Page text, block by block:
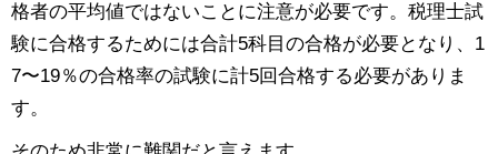
格者の平均値ではないことに注意が必要です。税理士試
験に合格するためには合計5科目の合格が必要となり、1
7〜19％の合格率の試験に計5回合格する必要がありま
す。